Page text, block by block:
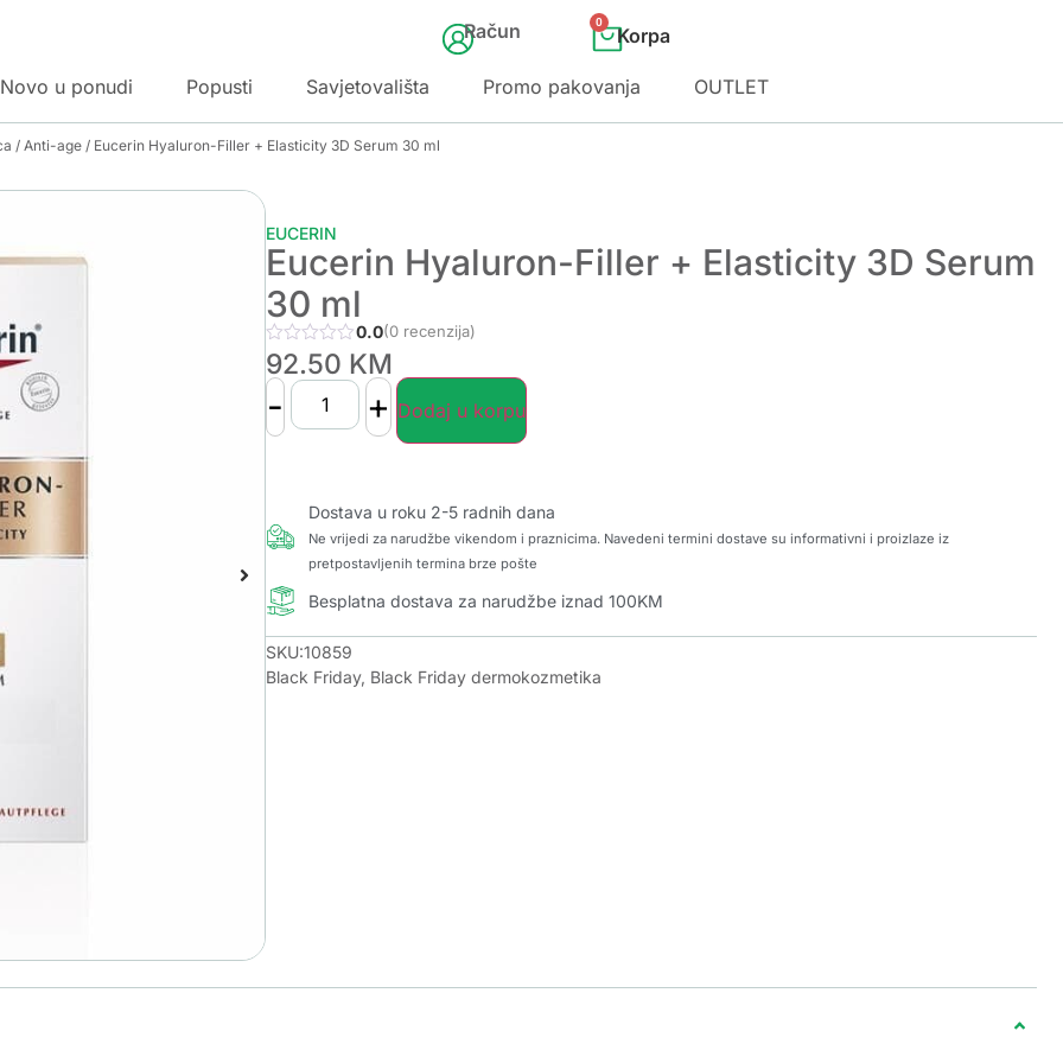
Račun 0
Novo u ponudi Popusti Savjetovališta Promo pakovanja OUTLET
/ Anti-age / Eucerin Hyaluron-Filler + Elasticity 3D Serum 30 ml
EUCERIN
Eucerin Hyaluron-Filler + Elasticity 3D Serum
30 ml
0.0(0 recenzija)
92.50 KM
- + Dodaj u korpu
Dostava u roku 2-5 radnih dana
Ne vrijedi za narudžbe vikendom i praznicima. Navedeni termini dostave su informativni i proizlaze iz
pretpostavljenih termina brze pošte
Besplatna dostava za narudžbe iznad 100KM
SKU:10859
Black Friday, Black Friday dermokozmetika